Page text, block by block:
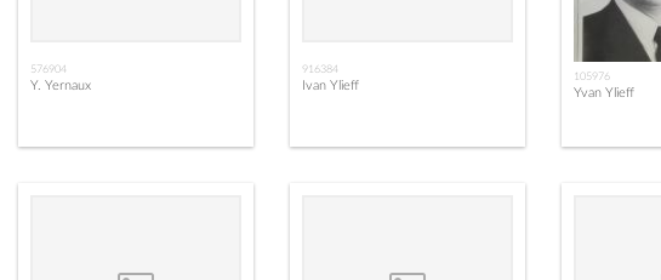
576904
Y. Yernaux
916384
Ivan Ylieff
105976
Yvan Ylieff